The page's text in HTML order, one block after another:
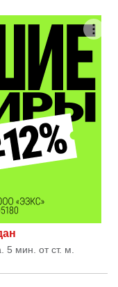
5 мин. от ст. м.